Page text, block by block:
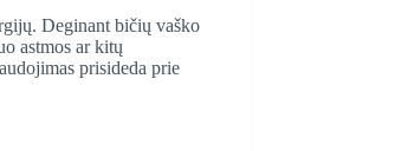
Deginant bičių vaško
astmos ar kitų
prisideda prie